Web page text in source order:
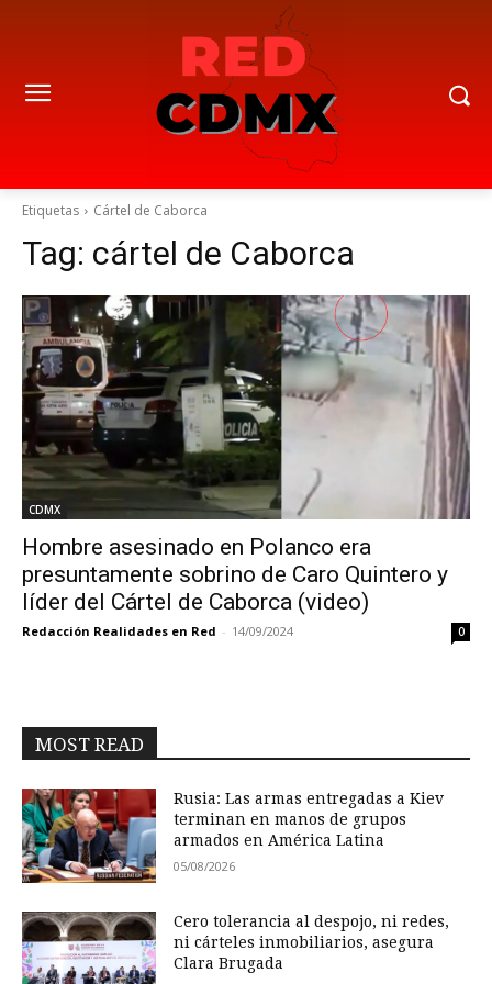
Etiquetas Cártel de Caborca
Tag: cártel de Caborca
CDMX
Hombre asesinado en Polanco era
presuntamente sobrino de Caro Quintero y
líder del Cártel de Caborca (video)
Redacción Realidades en Red - 14/09/2024 0
MOST READ
Rusia: Las armas entregadas a Kiev
terminan en manos de grupos
armados en América Latina
05/08/2026
Cero tolerancia al despojo, ni redes,
ni cárteles inmobiliarios, asegura
Clara Brugada